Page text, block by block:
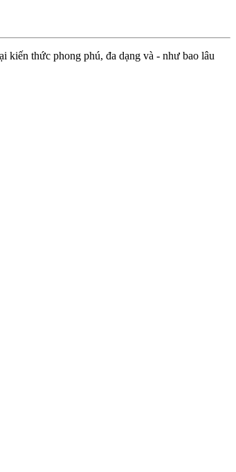
kiến thức phong phú, đa dạng và - như bao lâu